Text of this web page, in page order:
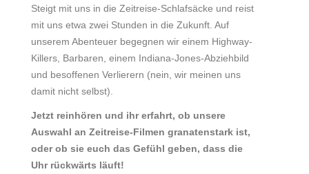
Steigt mit uns in die Zeitreise-Schlafsäcke und reist
mit uns etwa zwei Stunden in die Zukunft. Auf
unserem Abenteuer begegnen wir einem Highway-
Killers, Barbaren, einem Indiana-Jones-Abziehbild
und besoffenen Verlierern (nein, wir meinen uns
damit nicht selbst).
Jetzt reinhören und ihr erfahrt, ob unsere
Auswahl an Zeitreise-Filmen granatenstark ist,
oder ob sie euch das Gefühl geben, dass die
Uhr rückwärts läuft!